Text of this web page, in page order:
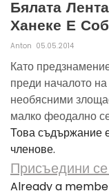
Бялата
Ханеке Е
Anton 05.05.2014
Като
преди началото
необясними
малко феодално
Това съдържание
членове.
Присъедини се
Already a